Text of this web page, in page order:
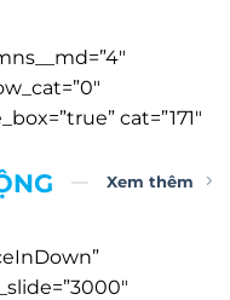
cat=”171″
Xem thêm